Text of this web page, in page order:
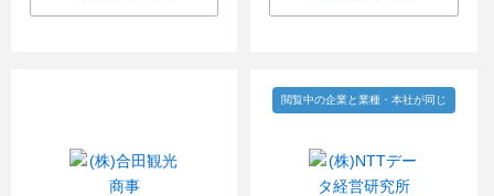
閲覧中の企業と業種・本社が同じ